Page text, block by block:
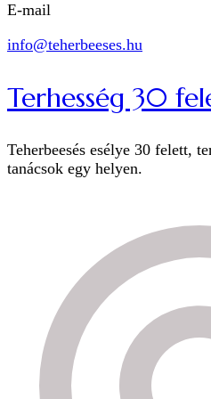
E-mail
info@teherbeeses.hu
Terhesség 30
Teherbeesés esélye 30 felett,
tanácsok egy helyen.